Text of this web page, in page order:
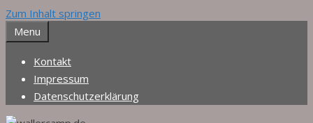
Zum Inhalt springen
Menu
Kontakt
Impressum
Datenschutzerklärung